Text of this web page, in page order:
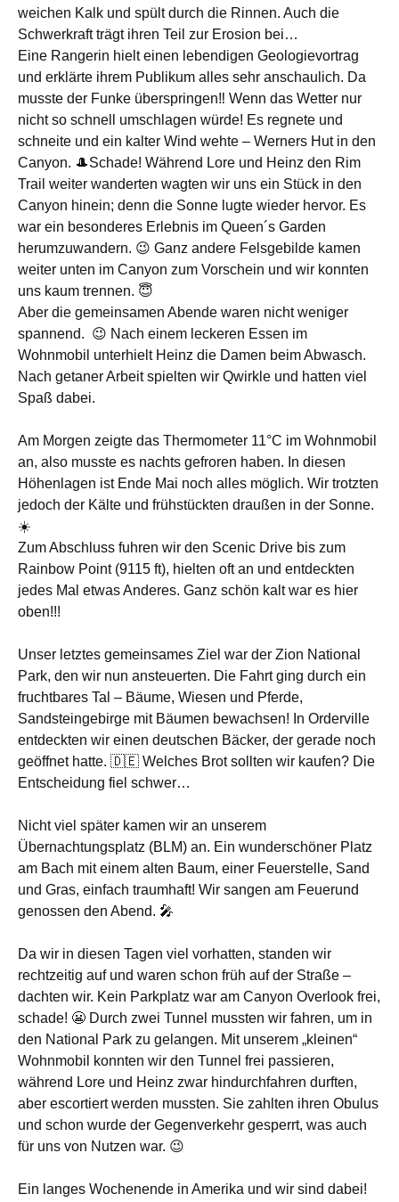
weichen Kalk und spült durch die Rinnen. Auch die
Schwerkraft trägt ihren Teil zur Erosion bei…
Eine Rangerin hielt einen lebendigen Geologievortrag
und erklärte ihrem Publikum alles sehr anschaulich. Da
musste der Funke überspringen‼️ Wenn das Wetter nur
nicht so schnell umschlagen würde! Es regnete und
schneite und ein kalter Wind wehte – Werners Hut in den
Canyon. 🎩Schade! Während Lore und Heinz den Rim
Trail weiter wanderten wagten wir uns ein Stück in den
Canyon hinein; denn die Sonne lugte wieder hervor. Es
war ein besonderes Erlebnis im Queen´s Garden
herumzuwandern. 😉 Ganz andere Felsgebilde kamen
weiter unten im Canyon zum Vorschein und wir konnten
uns kaum trennen. 😇
Aber die gemeinsamen Abende waren nicht weniger
spannend. 😉 Nach einem leckeren Essen im
Wohnmobil unterhielt Heinz die Damen beim Abwasch.
Nach getaner Arbeit spielten wir Qwirkle und hatten viel
Spaß dabei.
Am Morgen zeigte das Thermometer 11°C im Wohnmobil
an, also musste es nachts gefroren haben. In diesen
Höhenlagen ist Ende Mai noch alles möglich. Wir trotzten
jedoch der Kälte und frühstückten draußen in der Sonne.
☀️
Zum Abschluss fuhren wir den Scenic Drive bis zum
Rainbow Point (9115 ft), hielten oft an und entdeckten
jedes Mal etwas Anderes. Ganz schön kalt war es hier
oben!!!
Unser letztes gemeinsames Ziel war der Zion National
Park, den wir nun ansteuerten. Die Fahrt ging durch ein
fruchtbares Tal – Bäume, Wiesen und Pferde,
Sandsteingebirge mit Bäumen bewachsen! In Orderville
entdeckten wir einen deutschen Bäcker, der gerade noch
geöffnet hatte. 🇩🇪 Welches Brot sollten wir kaufen? Die
Entscheidung fiel schwer…
Nicht viel später kamen wir an unserem
Übernachtungsplatz (BLM) an. Ein wunderschöner Platz
am Bach mit einem alten Baum, einer Feuerstelle, Sand
und Gras, einfach traumhaft! Wir sangen am Feuerund
genossen den Abend. 🎤
Da wir in diesen Tagen viel vorhatten, standen wir
rechtzeitig auf und waren schon früh auf der Straße –
dachten wir. Kein Parkplatz war am Canyon Overlook frei,
schade! 😬 Durch zwei Tunnel mussten wir fahren, um in
den National Park zu gelangen. Mit unserem „kleinen“
Wohnmobil konnten wir den Tunnel frei passieren,
während Lore und Heinz zwar hindurchfahren durften,
aber escortiert werden mussten. Sie zahlten ihren Obulus
und schon wurde der Gegenverkehr gesperrt, was auch
für uns von Nutzen war. 😉
Ein langes Wochenende in Amerika und wir sind dabei!